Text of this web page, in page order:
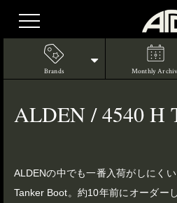
Brands Monthly
ALDEN / 4540 H
ALDENの中でも一番入荷がしにく
Tanker Boot。約10年前にオーダー